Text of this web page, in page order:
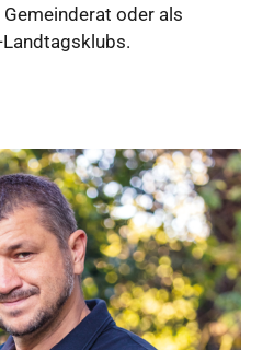
Gemeinderat oder als